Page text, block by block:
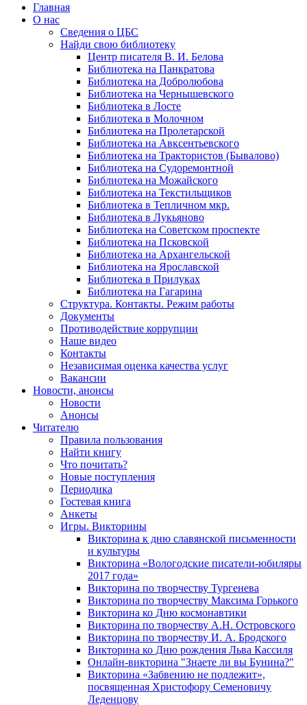
Главная
О нас
Сведения о ЦБС
Найди свою библиотеку
Центр писателя В. И. Белова
Библиотека на Панкратова
Библиотека на Добролюбова
Библиотека на Чернышевского
Библиотека в Лосте
Библиотека в Молочном
Библиотека на Пролетарской
Библиотека на Авксентьевского
Библиотека на Трактористов (Бывалово)
Библиотека на Судоремонтной
Библиотека на Можайского
Библиотека на Текстильщиков
Библиотека в Тепличном мкр.
Библиотека в Лукьяново
Библиотека на Советском проспекте
Библиотека на Псковской
Библиотека на Архангельской
Библиотека на Ярославской
Библиотека в Прилуках
Библиотека на Гагарина
Структура. Контакты. Режим работы
Документы
Противодействие коррупции
Наше видео
Контакты
Независимая оценка качества услуг
Вакансии
Новости, анонсы
Новости
Анонсы
Читателю
Правила пользования
Найти книгу
Что почитать?
Новые поступления
Периодика
Гостевая книга
Анкеты
Игры. Викторины
Викторина к дню славянской письменности
и культуры
Викторина «Вологодские писатели-юбиляры
2017 года»
Викторина по творчеству Тургенева
Викторина по творчеству Максима Горького
Викторина ко Дню космонавтики
Викторина по творчеству А.Н. Островского
Викторина по творчеству И. А. Бродского
Викторина ко Дню рождения Льва Кассиля
Онлайн-викторина "Знаете ли вы Бунина?"
Викторина «Забвению не подлежит»,
посвященная Христофору Семеновичу
Леденцову